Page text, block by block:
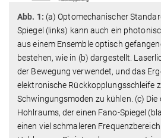
Abb. 1: (a) Optomechanischer
Spiegel (links) kann auch ein
aus einem Ensemble optisch
bestehen, wie in (b) dargestellt.
der Bewegung verwendet, und das
elektronische Rückkopplungsschleife
Schwingungsmoden zu kühlen. (c)
Hohlraums, der einen Fano-Spiegel
einen viel schmaleren